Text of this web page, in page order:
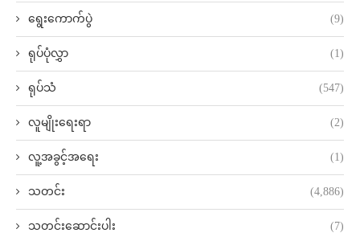
ရွေးကောက်ပွဲ (9)
ရုပ်ပုံလွှာ (1)
ရုပ်သံ (547)
လူမျိုးရေးရာ (2)
လူ့အခွင့်အရေး (1)
သတင်း (4,886)
သတင်းဆောင်းပါး (7)